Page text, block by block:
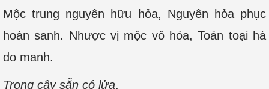
Mộc trung nguyên hữu hỏa, Nguyên hỏa phục
hoàn sanh. Nhược vị mộc vô hỏa, Toản toại hà
do manh.
Trong cây sẵn có lửa,